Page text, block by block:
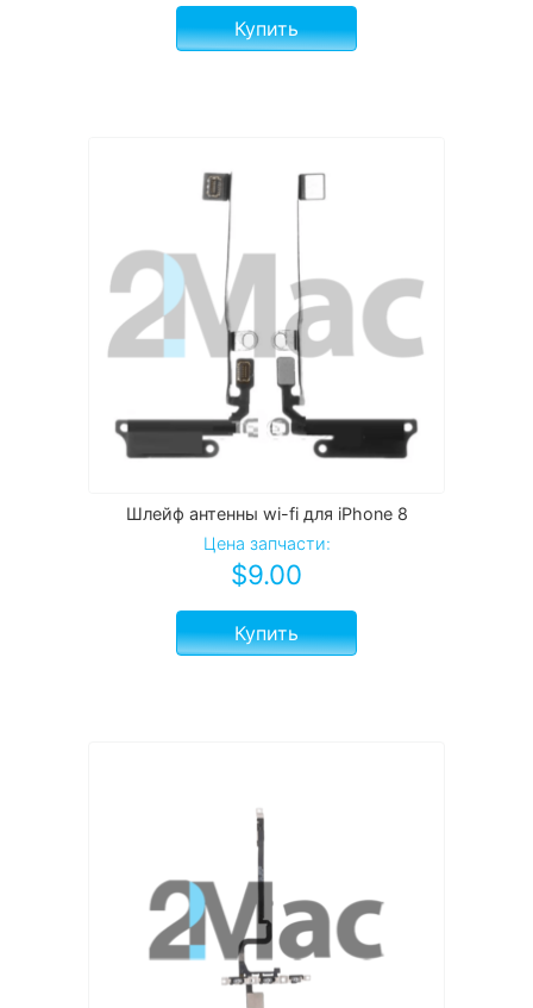
Купить
Шлейф антенны wi-fi для iPhone 8
Цена запчасти:
$9.00
Купить